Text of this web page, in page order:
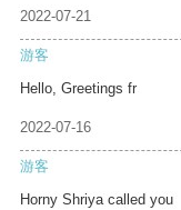
2022-07-21
游客
Hello, Greetings fr
2022-07-16
游客
Horny Shriya called you